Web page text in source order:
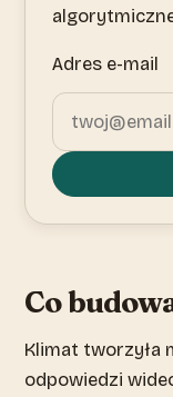
Adres e-mail
Co
Klimat tworzyła
odpowiedzi